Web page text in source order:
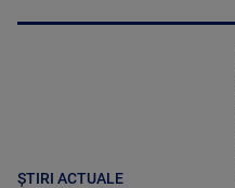
ȘTIRI ACTUALE